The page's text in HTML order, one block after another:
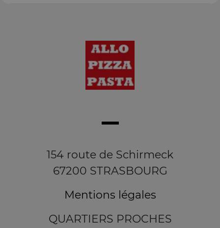
154 route de Schirmeck
67200 STRASBOURG
Mentions légales
QUARTIERS PROCHES